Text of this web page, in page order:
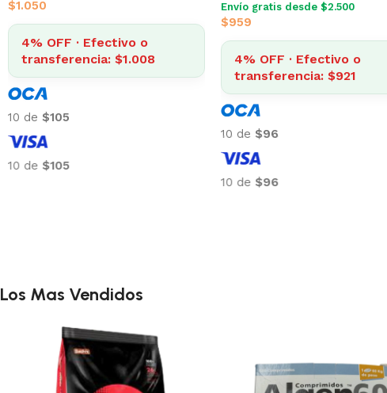
Envío gratis desde $2.500
$970
4% OFF · Efectivo o
transferencia: $931
10 de$97
$1.050
4% OFF · Efectivo o
transferencia: $1.008
10 de$105
10 de$105
Los Mas Vendidos